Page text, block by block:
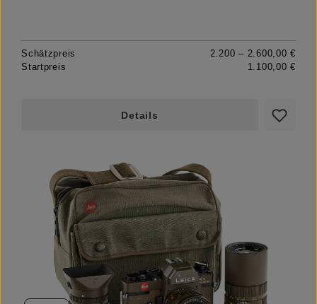
Schätzpreis
2.200 – 2.600,00 €
Startpreis
1.100,00 €
Details